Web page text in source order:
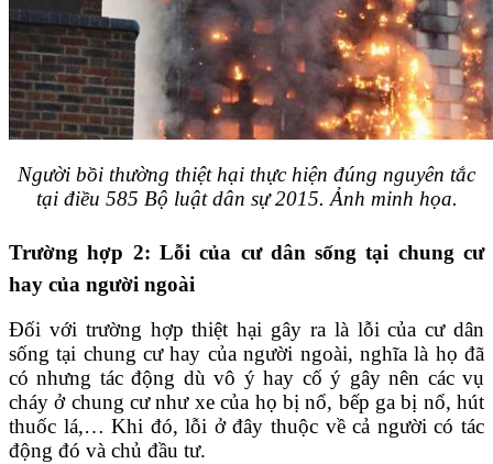
Người bồi thường thiệt hại thực hiện đúng nguyên tắc
tại điều 585 Bộ luật dân sự 2015. Ảnh minh họa.
Trường hợp 2: Lỗi của cư dân sống tại chung cư
hay của người ngoài
Đối với trường hợp thiệt hại gây ra là lỗi của cư dân
sống tại chung cư hay của người ngoài, nghĩa là họ đã
có nhưng tác động dù vô ý hay cố ý gây nên các vụ
cháy ở chung cư như xe của họ bị nổ, bếp ga bị nổ, hút
thuốc lá,… Khi đó, lỗi ở đây thuộc về cả người có tác
động đó và chủ đầu tư.